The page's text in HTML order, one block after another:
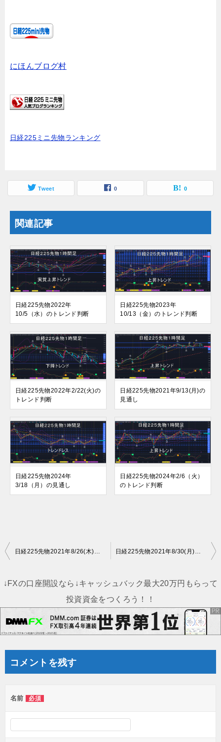
にほんブログ村
日経225ミニ先物ランキング
Tweet 0 0
関連記事
日経225先物2022年
10/5（水）のトレンド判断
日経225先物2023年
10/13（金）のトレンド判断
日経225先物2022年2/22(火)の
トレンド判断
日経225先物2021年9/13(月)の
見通し
日経225先物2024年
3/18（月）の見通し
日経225先物2024年2/6（火）
のトレンド判断
投
ナ
ョ
ン
日経225先物2021年8/26(木)のトレンド判断 日経225先物2021年8/30(月)の見通し
↓FXの口座開設なら↓キャッシュバック最大20万円もらって
投資資金をつくろう！！
コメントを残す
名前 必須